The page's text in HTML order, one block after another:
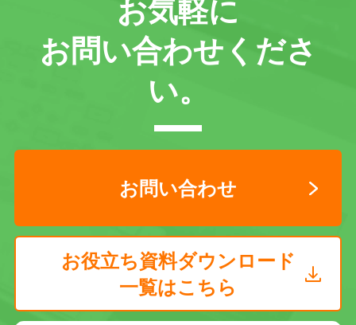
お気軽に
お問い合わせくださ
い。
お問い合わせ
お役立ち資料ダウンロード
一覧はこちら